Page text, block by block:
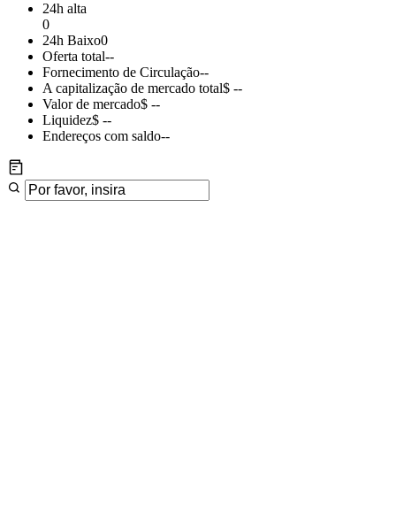
24h alta
0
24h Baixo0
Oferta total--
Fornecimento de Circulação--
A capitalização de mercado total$ --
Valor de mercado$ --
Liquidez$ --
Endereços com saldo--